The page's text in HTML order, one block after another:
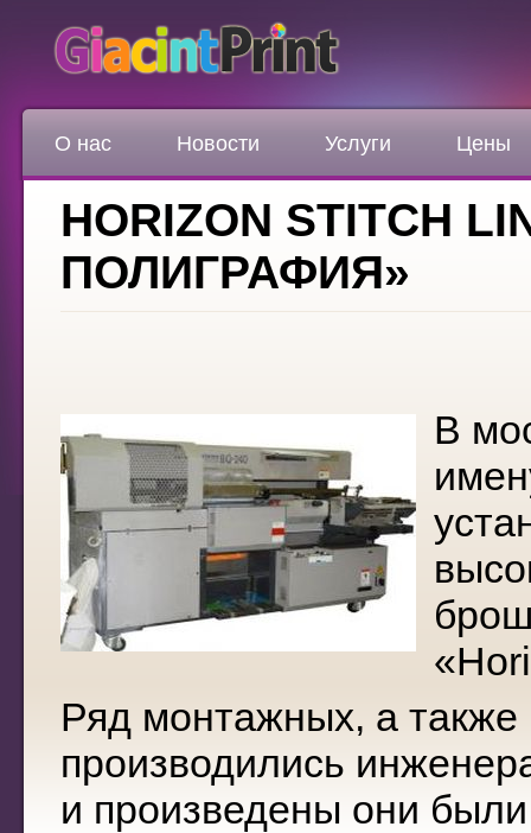
О нас Новости Услуги Цены
HORIZON STITCH
ПОЛИГРАФИЯ»
В
Ряд монтажных, а также
производились
и произведены они